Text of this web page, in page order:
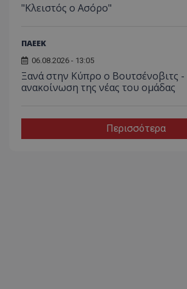
"Κλειστός ο Ασόρο"
ΠΑΕΕΚ
06.08.2026 - 13:05
Ξανά στην Κύπρο ο Βουτσένοβιτς -
ανακοίνωση της νέας του ομάδας
Περισσότερα